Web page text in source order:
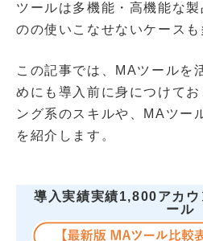
ツールは多機能・高機能な
のの使いこなせないケースも
この記事では、MAツールを
めにも導入前に身につけて
ング系のスキルや、MAツー
を紹介します。
導入実績実績1,800アカ
ール